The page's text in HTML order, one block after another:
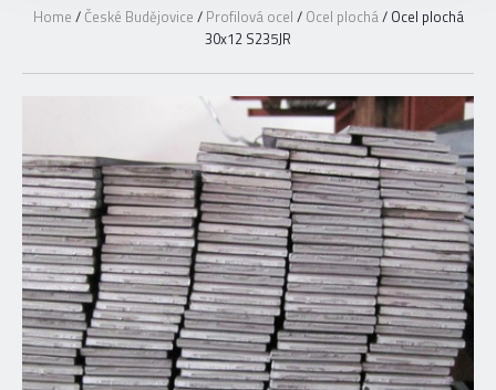
Home / České Budějovice / Profilová ocel / Ocel plochá/ Ocel plochá
30x12 S235JR